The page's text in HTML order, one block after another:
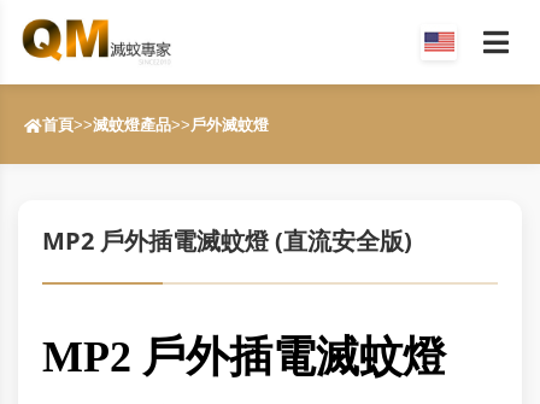
首頁>>滅蚊燈產品>>戶外滅蚊燈
MP2 戶外插電滅蚊燈 (直流安全版)
MP2 戶外插電滅蚊燈